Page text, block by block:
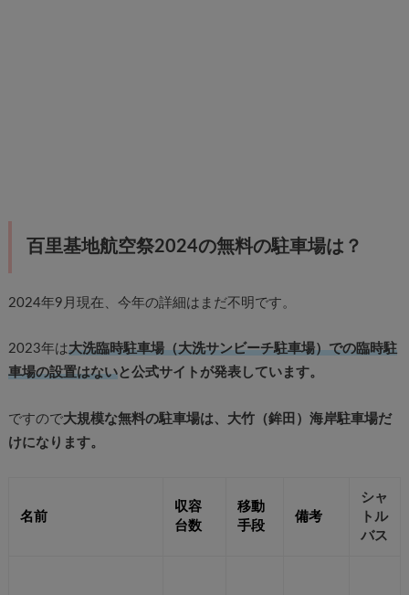
百里基地航空祭2024の無料の駐車場は？
2024年9月現在、今年の詳細はまだ不明です。
2023年は大洗臨時駐車場（大洗サンビーチ駐車場）での臨時駐
車場の設置はないと公式サイトが発表しています。
ですので大規模な無料の駐車場は、大竹（鉾田）海岸駐車場だ
けになります。
名前
収容
台数
移動
手段
備考
シャ
トル
バス